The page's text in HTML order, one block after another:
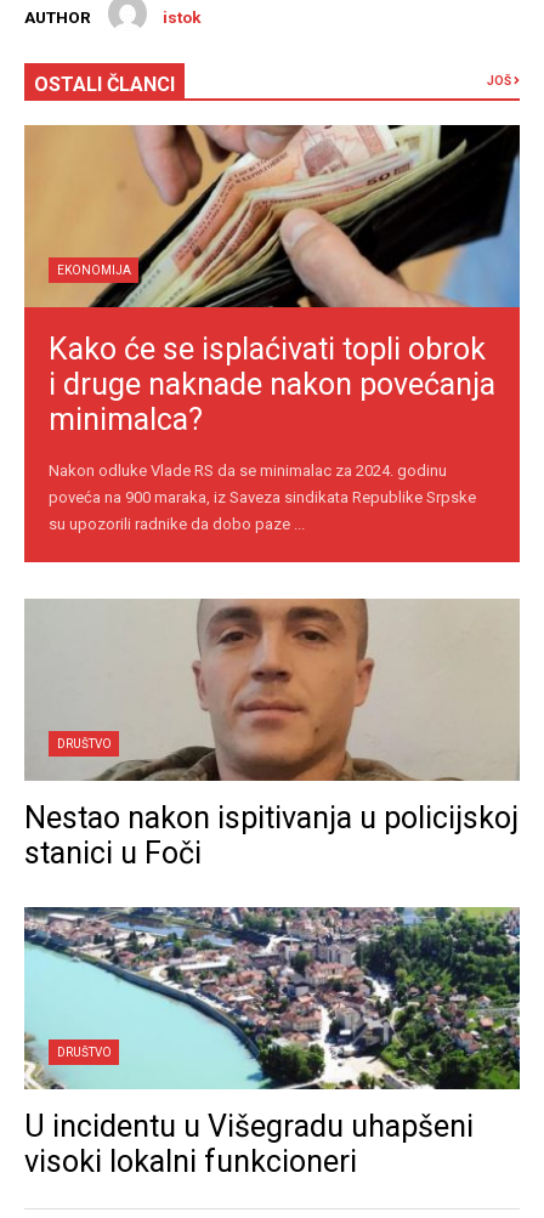
AUTHOR istok
OSTALI ČLANCI JOŠ
EKONOMIJA
Kako će se isplaćivati topli obrok
i druge naknade nakon povećanja
minimalca?
Nakon odluke Vlade RS da se minimalac za 2024. godinu
poveća na 900 maraka, iz Saveza sindikata Republike Srpske
su upozorili radnike da dobo paze ...
DRUŠTVO
Nestao nakon ispitivanja u policijskoj
stanici u Foči
DRUŠTVO
U incidentu u Višegradu uhapšeni
visoki lokalni funkcioneri